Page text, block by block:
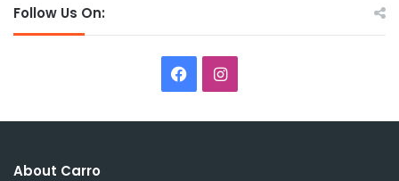
Follow Us On:
FacebookInstagram
About Carro